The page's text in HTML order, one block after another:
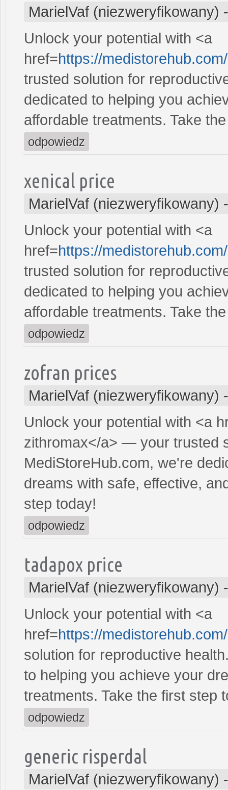
MarielVaf (niezweryfikowany)
Unlock your potential with <a
href=https://
trusted solution for
dedicated to helping you
affordable treatments. Take
odpowiedz
xenical price
MarielVaf (niezweryfikowany)
Unlock your potential with <a
href=https://
trusted solution for
dedicated to helping you
affordable treatments. Take
odpowiedz
zofran prices
MarielVaf (niezweryfikowany)
Unlock your potential with <a
zithromax</a> — your trusted
MediStoreHub.com, we're
dreams with safe, effective,
step today!
odpowiedz
tadapox price
MarielVaf (niezweryfikowany)
Unlock your potential with <a
href=https://
solution for reproductive
to helping you achieve your
treatments. Take the first step
odpowiedz
generic risperdal
MarielVaf (niezweryfikowany)